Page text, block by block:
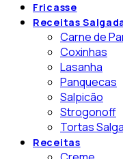
Fricasse
Receitas
Carne de
Coxinhas
Lasanha
Panquecas
Salpicão
Strogonoff
Tortas
Receitas